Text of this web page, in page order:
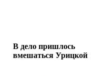
В дело пришлось
вмешаться Урицкой